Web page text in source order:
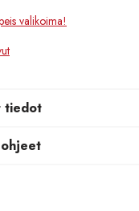
valikoima!
tiedot